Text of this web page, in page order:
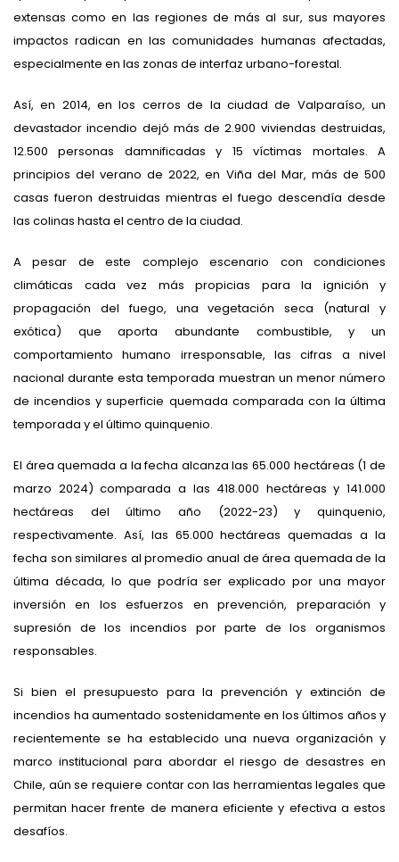
extensas como en las regiones de más al sur, sus mayores
impactos radican en las comunidades humanas afectadas,
especialmente en las zonas de interfaz urbano-forestal.
Así, en 2014, en los cerros de la ciudad de Valparaíso, un
devastador incendio dejó más de 2.900 viviendas destruidas,
12.500 personas damnificadas y 15 víctimas mortales. A
principios del verano de 2022, en Viña del Mar, más de 500
casas fueron destruidas mientras el fuego descendía desde
las colinas hasta el centro de la ciudad.
A pesar de este complejo escenario con condiciones
climáticas cada vez más propicias para la ignición y
propagación del fuego, una vegetación seca (natural y
exótica) que aporta abundante combustible, y un
comportamiento humano irresponsable, las cifras a nivel
nacional durante esta temporada muestran un menor número
de incendios y superficie quemada comparada con la última
temporada y el último quinquenio.
El área quemada a la fecha alcanza las 65.000 hectáreas (1 de
marzo 2024) comparada a las 418.000 hectáreas y 141.000
hectáreas del último año (2022-23) y quinquenio,
respectivamente. Así, las 65.000 hectáreas quemadas a la
fecha son similares al promedio anual de área quemada de la
última década, lo que podría ser explicado por una mayor
inversión en los esfuerzos en prevención, preparación y
supresión de los incendios por parte de los organismos
responsables.
Si bien el presupuesto para la prevención y extinción de
incendios ha aumentado sostenidamente en los últimos años y
recientemente se ha establecido una nueva organización y
marco institucional para abordar el riesgo de desastres en
Chile, aún se requiere contar con las herramientas legales que
permitan hacer frente de manera eficiente y efectiva a estos
desafíos.